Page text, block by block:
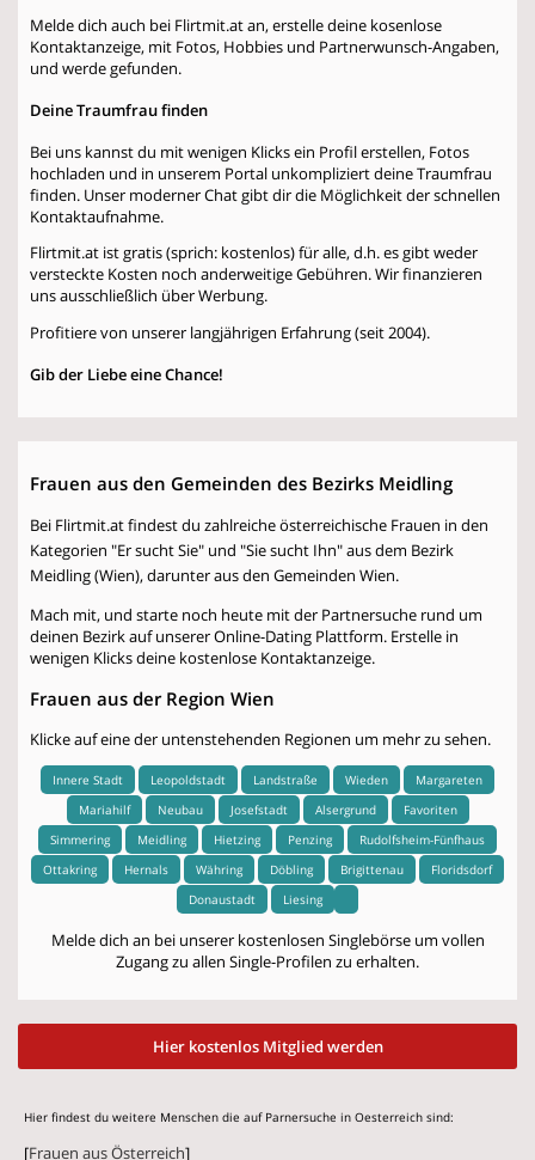
Melde dich auch bei Flirtmit.at an, erstelle deine kosenlose
Kontaktanzeige, mit Fotos, Hobbies und Partnerwunsch-Angaben,
und werde gefunden.
Deine Traumfrau finden
Bei uns kannst du mit wenigen Klicks ein Profil erstellen, Fotos
hochladen und in unserem Portal unkompliziert deine Traumfrau
finden. Unser moderner Chat gibt dir die Möglichkeit der schnellen
Kontaktaufnahme.
Flirtmit.at ist gratis (sprich: kostenlos) für alle, d.h. es gibt weder
versteckte Kosten noch anderweitige Gebühren. Wir finanzieren
uns ausschließlich über Werbung.
Profitiere von unserer langjährigen Erfahrung (seit 2004).
Gib der Liebe eine Chance!
Frauen aus den Gemeinden des Bezirks Meidling
Bei Flirtmit.at findest du zahlreiche österreichische Frauen in den
Kategorien "Er sucht Sie" und "Sie sucht Ihn" aus dem Bezirk
Meidling (Wien), darunter aus den Gemeinden Wien.
Mach mit, und starte noch heute mit der Partnersuche rund um
deinen Bezirk auf unserer Online-Dating Plattform. Erstelle in
wenigen Klicks deine kostenlose Kontaktanzeige.
Frauen aus der Region Wien
Klicke auf eine der untenstehenden Regionen um mehr zu sehen.
Innere Stadt Leopoldstadt Landstraße Wieden
Margareten
Mariahilf
Neubau Josefstadt Alsergrund
Favoriten
Simmering
Meidling Hietzing Penzing
Rudolfsheim-Fünfhaus
Ottakring
Hernals Währing Döbling Brigittenau
Floridsdorf
Donaustadt
Liesing
Melde dich an bei unserer kostenlosen Singlebörse um vollen
Zugang zu allen Single-Profilen zu erhalten.
Hier kostenlos Mitglied werden
Hier findest du weitere Menschen die auf Parnersuche in Oesterreich sind:
[Frauen aus Österreich]